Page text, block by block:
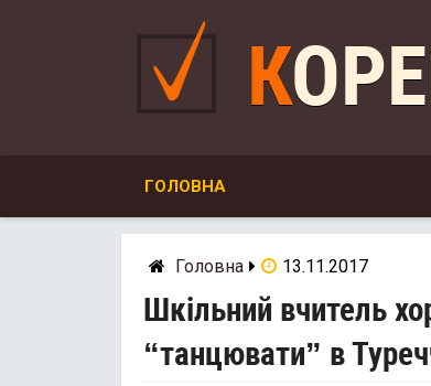
ГОЛОВНА
Головна 13.11.2017
Шкільний вчитель
“танцювати” в